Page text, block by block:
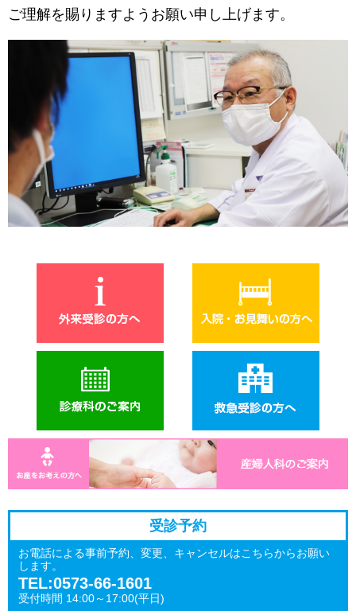
ご理解を賜りますようお願い申し上げます。
受診予約
お電話による事前予約、変更、キャンセルはこちらからお願い
します。
TEL:0573-66-1601
受付時間 14:00～17:00(平日)